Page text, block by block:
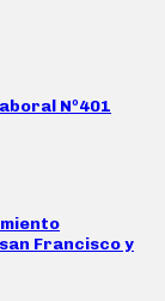
Nº401
Francisco y